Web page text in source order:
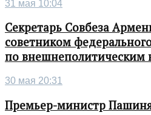
31 мая 10:04
Секретарь Совбеза
советником
по внешнеполитическим
30 мая 20:31
Премьер-министр